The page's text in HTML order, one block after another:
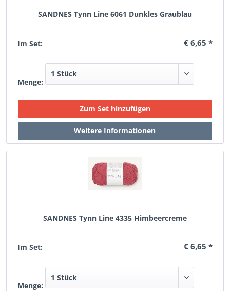
SANDNES Tynn Line 6061 Dunkles Graublau
Im Set: € 6,65 *
Menge:
SANDNES Tynn Line 4335 Himbeercreme
Im Set: € 6,65 *
Menge: